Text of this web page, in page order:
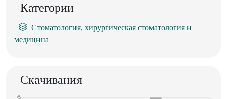
Категории
Стоматология, хирургическая стоматология и
медицина
Скачивания